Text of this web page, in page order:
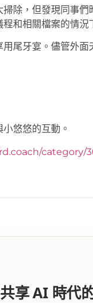
除，但發現同事
和相關檔案的情
尾牙宴。儘管外
悠悠的互動。
category/
享 AI 時代